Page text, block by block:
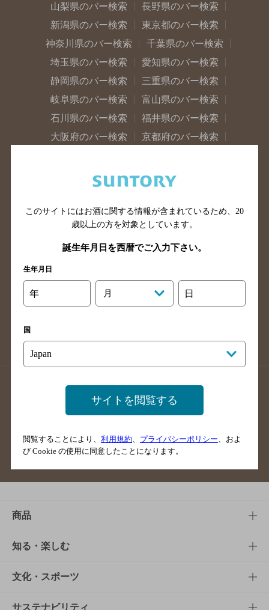
山梨県のバー検索
長野県のバー検索
新潟県のバー検索
東京都のバー検索
神奈川県のバー検索
千葉県のバー検索
埼玉県のバー検索
愛知県のバー検索
静岡県のバー検索
三重県のバー検索
岐阜県のバー検索
富山県のバー検索
石川県のバー検索
福井県のバー検索
大阪府のバー検索
京都府のバー検索
滋賀県のバー検索
和歌山県のバー検索
山口県のバー検索
鳥取県のバー検索
島根県のバー検索
徳島県のバー検索
香川県のバー検索
愛媛県のバー検索
高知県のバー検索
長崎県のバー検索
佐賀県のバー検索
大分県のバー検索
熊本県のバー検索
沖縄県のバー検索
店舗登録方法のご案内
店舗情報更新方法のご案内
掲載店舗様ログイン
ご意見・ご感想
商品
商品TOP
商品一覧
商品発売情報
知る・楽しむ
知る・楽しむTOP
キャンペーン
文化・スポーツ
文化・スポーツTOP
サステナビリティ
このサイトにはお酒に関する情報が含まれているため、 20
歳以上の方を対象としています。
誕生年月日を西暦でご入力下さい。
生年月日
年 月 日
国
サイトを閲覧する
閲覧することにより、 利用規約 プライバシーポリシー 、およ
び Cookie の使用に同意したことになります。